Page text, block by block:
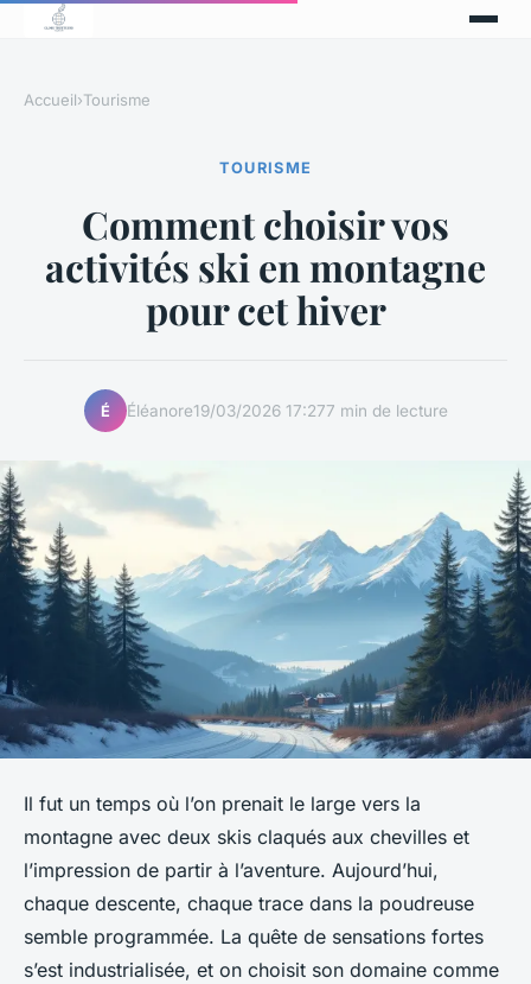
Accueil›Tourisme
TOURISME
Comment choisir vos
activités ski en montagne
pour cet hiver
É Éléanore19/03/2026 17:277 min de lecture
Il fut un temps où l’on prenait le large vers la
montagne avec deux skis claqués aux chevilles et
l’impression de partir à l’aventure. Aujourd’hui,
chaque descente, chaque trace dans la poudreuse
semble programmée. La quête de sensations fortes
s’est industrialisée, et on choisit son domaine comme